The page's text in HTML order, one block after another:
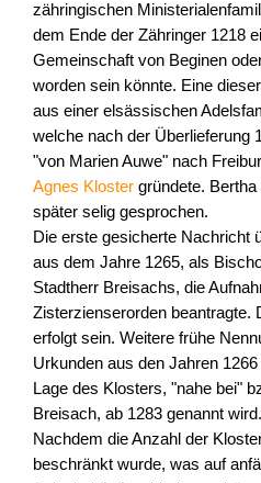
zähringischen
dem Ende der Zähringer 1218
Gemeinschaft von Beginen
worden sein könnte. Eine
aus einer elsässischen
welche nach der Überlieferung
"von Marien Auwe" nach
Agnes Kloster gründete.
später selig gesprochen.
Die erste gesicherte Nachricht
aus dem Jahre 1265, als
Stadtherr Breisachs, die
Zisterzienserorden beantragte.
erfolgt sein. Weitere frühe
Urkunden aus den Jahren
Lage des Klosters, "nahe bei"
Breisach, ab 1283 genannt wird.
Nachdem die Anzahl der
beschränkt wurde, was auf